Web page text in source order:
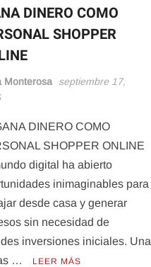
DINERO COMO
SHOPPER
Monterosa
septiembre 17,
DINERO COMO
SHOPPER ONLINE
digital ha abierto
inimaginables para
desde casa y generar
sin necesidad de
inversiones iniciales. Una
…
LEER MÁS